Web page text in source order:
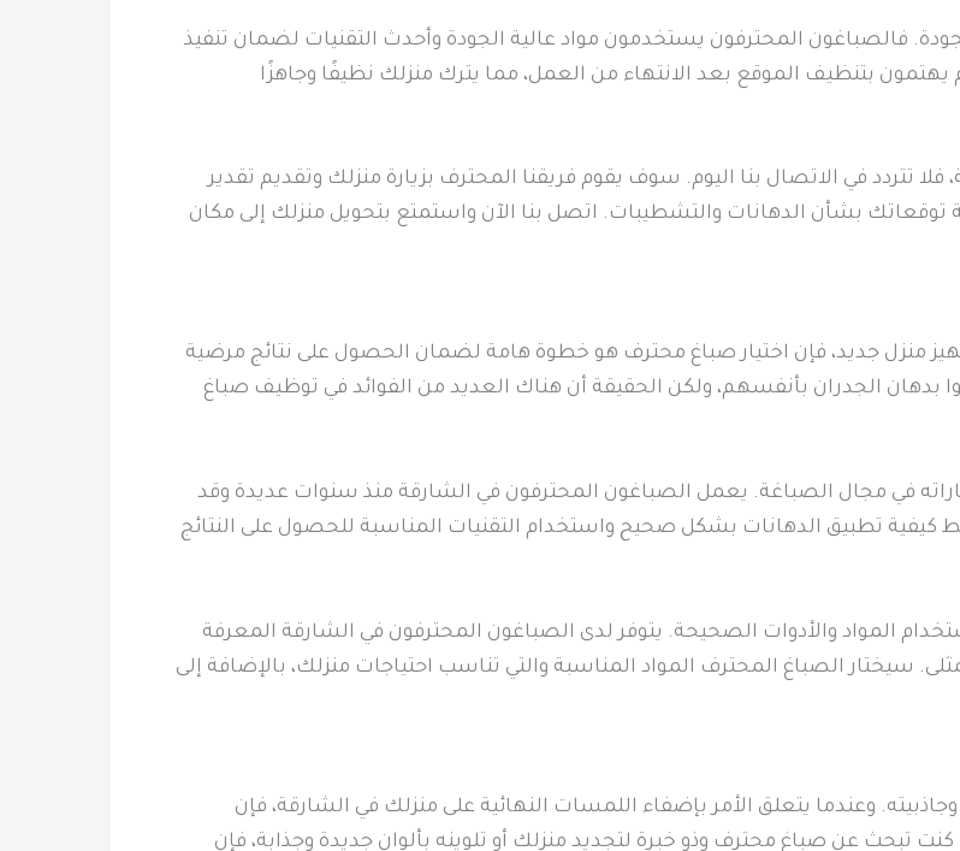
فالصباغون المحترفون يستخدمون مواد عالية الجودة وأحدث التقنيات لضمان تنفيذ
بتنظيف الموقع بعد الانتهاء من العمل، مما يترك منزلك نظيفًا وجاهزًا
تتردد في الاتصال بنا اليوم. سوف يقوم فريقنا المحترف بزيارة منزلك وتقديم تقدير
بشأن الدهانات والتشطيبات. اتصل بنا الآن واستمتع بتحويل منزلك إلى مكان
منزل جديد، فإن اختيار صباغ محترف هو خطوة هامة لضمان الحصول على نتائج مرضية
بدهان الجدران بأنفسهم، ولكن الحقيقة أن هناك العديد من الفوائد في توظيف صباغ
في مجال الصباغة. يعمل الصباغون المحترفون في الشارقة منذ سنوات عديدة وقد
كيفية تطبيق الدهانات بشكل صحيح واستخدام التقنيات المناسبة للحصول على النتائج
المواد والأدوات الصحيحة. يتوفر لدى الصباغون المحترفون في الشارقة المعرفة
سيختار الصباغ المحترف المواد المناسبة والتي تناسب احتياجات منزلك، بالإضافة إلى
وعندما يتعلق الأمر بإضفاء اللمسات النهائية على منزلك في الشارقة، فإن
تبحث عن صباغ محترف وذو خبرة لتجديد منزلك أو تلوينه بألوان جديدة وجذابة، فإن